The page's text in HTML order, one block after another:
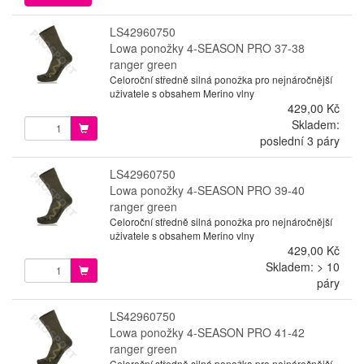
LS42960750
Lowa ponožky 4-SEASON PRO 37-38
ranger green
Celoroční středně silná ponožka pro nejnáročnější
uživatele s obsahem Merino vlny
429,00 Kč
Skladem:
poslední 3 páry
LS42960750
Lowa ponožky 4-SEASON PRO 39-40
ranger green
Celoroční středně silná ponožka pro nejnáročnější
uživatele s obsahem Merino vlny
429,00 Kč
Skladem: > 10
páry
LS42960750
Lowa ponožky 4-SEASON PRO 41-42
ranger green